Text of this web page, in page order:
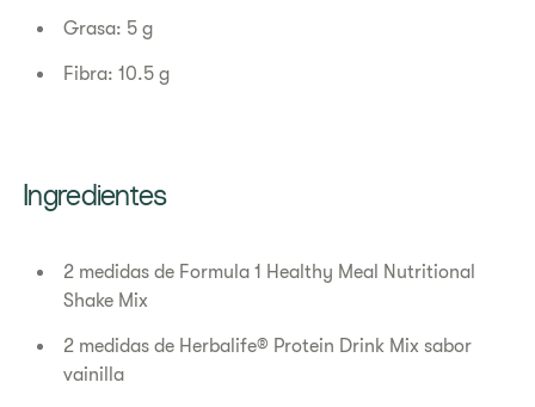
Grasa: 5 g
Fibra: 10.5 g
Ingredientes
2 medidas de Formula 1 Healthy Meal Nutritional
Shake Mix
2 medidas de Herbalife® Protein Drink Mix sabor
vainilla